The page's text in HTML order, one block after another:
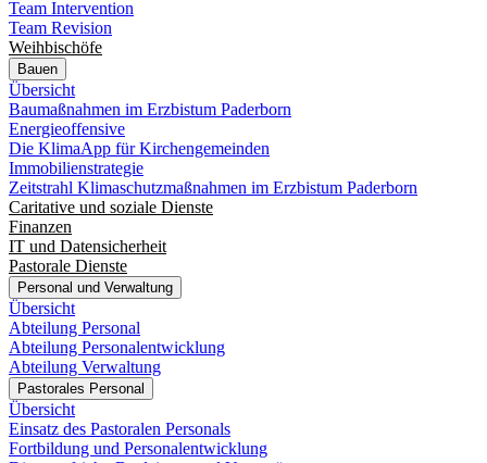
Team Intervention
Team Revision
Weihbischöfe
Bauen
Übersicht
Baumaßnahmen im Erzbistum Paderborn
Energieoffensive
Die KlimaApp für Kirchengemeinden
Immobilienstrategie
Zeitstrahl Klimaschutzmaßnahmen im Erzbistum Paderborn
Caritative und soziale Dienste
Finanzen
IT und Datensicherheit
Pastorale Dienste
Personal und Verwaltung
Übersicht
Abteilung Personal
Abteilung Personalentwicklung
Abteilung Verwaltung
Pastorales Personal
Übersicht
Einsatz des Pastoralen Personals
Fortbildung und Personalentwicklung